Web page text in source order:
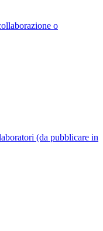
o
(da pubblicare in